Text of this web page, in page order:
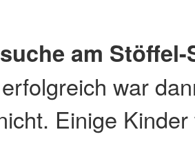
am Stöffel-
war
Einige